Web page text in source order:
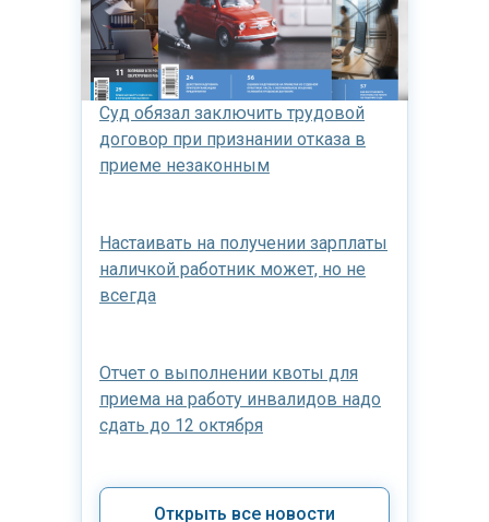
Подписаться
Суд обязал заключить трудовой
договор при признании отказа в
приеме незаконным
Настаивать на получении зарплаты
наличкой работник может, но не
всегда
Отчет о выполнении квоты для
приема на работу инвалидов надо
сдать до 12 октября
Открыть все новости